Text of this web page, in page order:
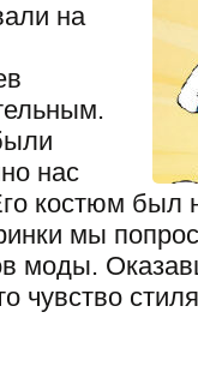
на
нас
костюм был
мы
моды.
чувство